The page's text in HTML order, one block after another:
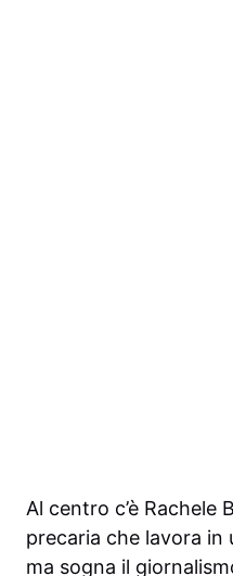
Al centro c’è Rachele
precaria che lavora in
ma sogna il